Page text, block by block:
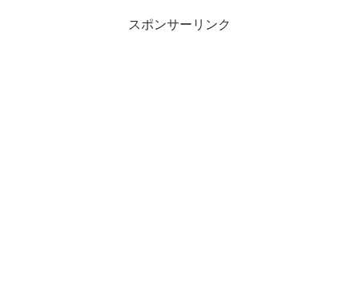
スポンサーリンク